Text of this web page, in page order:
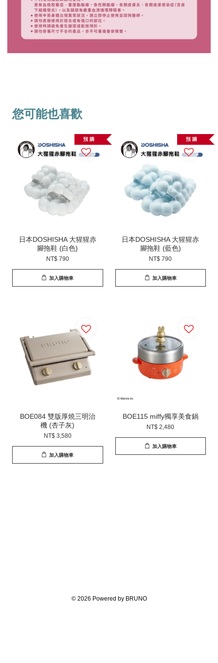
您可能也喜歡
預 購
日本DOSHISHA 大猩猩赤
腳拖鞋 (白色)
NT$ 790
加入購物車
預 購
日本DOSHISHA 大猩猩赤
腳拖鞋 (藍色)
NT$ 790
加入購物車
BOE084 雙版厚燒三明治
機 (杏子灰)
NT$ 3,580
加入購物車
BOE115 miffy獨享美食鍋
NT$ 2,480
加入購物車
© 2026 Powered by BRUNO